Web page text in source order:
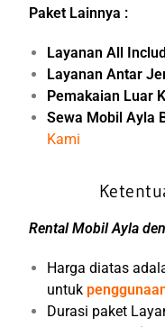
Paket Lainnya :
Layanan All
Layanan Antar
Pemakaian Luar
Sewa Mobil Ayla
Kami
Rental Mobil Ayla
Harga diatas
untuk
Durasi paket